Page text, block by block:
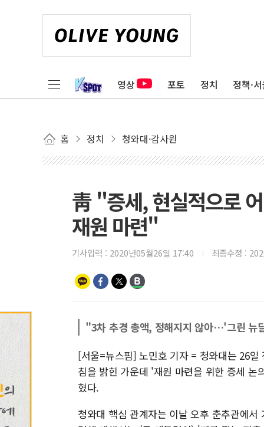
영상 포토 정치 정책·
홈 정치 청와대·감사원
靑 "증세, 현실적으로
재원 마련"
기사입력 : 2020년05월26일 17:40 최종수정 :
"3차 추경 총액, 정해지지 않아…'그린 뉴
[서울=뉴스핌] 노민호 기자 = 청와대는 26
침을 밝힌 가운데 '재원 마련을 위한 증세
혔다.
청와대 핵심 관계자는 이날 오후 춘추관에